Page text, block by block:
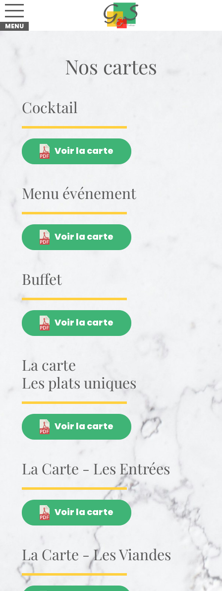
Nos cartes
Cocktail
Voir la carte
Menu événement
Voir la carte
Buffet
Voir la carte
La carte
Les plats uniques
Voir la carte
La Carte - Les Entrées
Voir la carte
La Carte - Les Viandes